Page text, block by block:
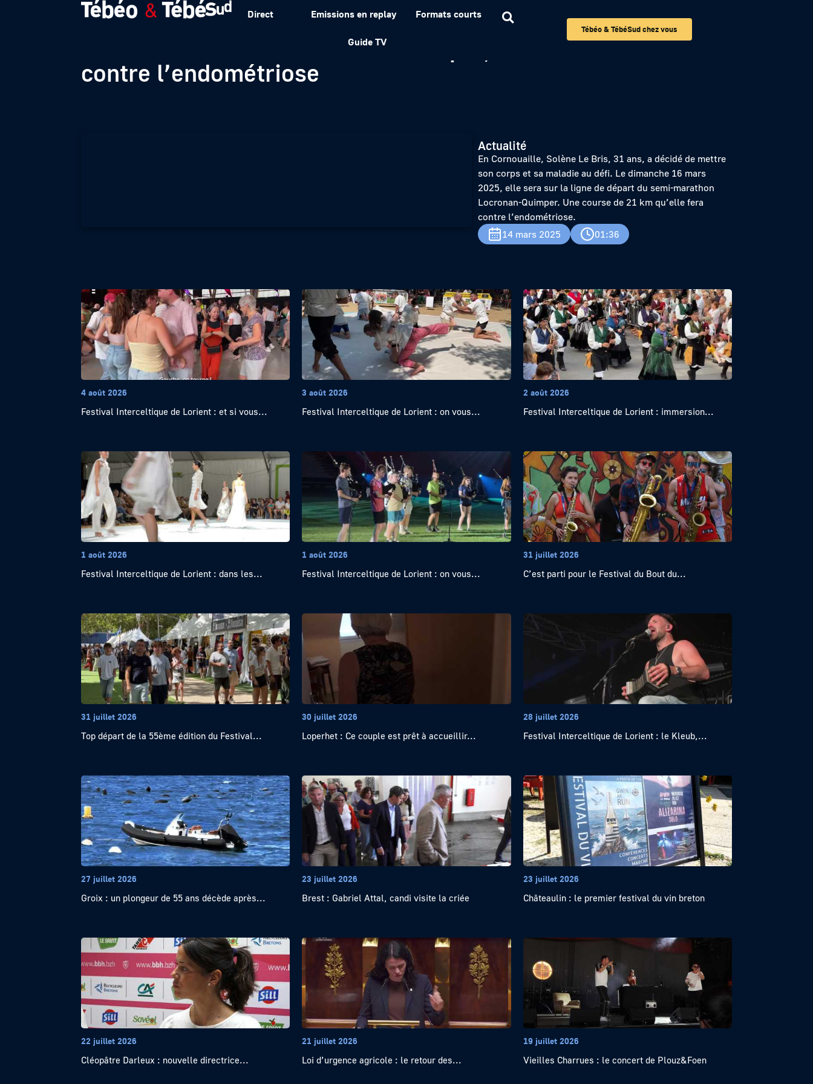
Direct Emissions en replay Formats courts
Guide TV
Tébéo & TébéSud chez vous
Au semi-marathon Locronan-Quimper, Solène va courir
contre l’endométriose
Actualité
En Cornouaille, Solène Le Bris, 31 ans, a décidé de mettre
son corps et sa maladie au défi. Le dimanche 16 mars
2025, elle sera sur la ligne de départ du semi-marathon
Locronan-Quimper. Une course de 21 km qu’elle fera
contre l’endométriose.
14 mars 2025
01:36
4 août 2026
Festival Interceltique de Lorient : et si vous...
3 août 2026
Festival Interceltique de Lorient : on vous...
2 août 2026
Festival Interceltique de Lorient : immersion...
1 août 2026
Festival Interceltique de Lorient : dans les...
1 août 2026
Festival Interceltique de Lorient : on vous...
31 juillet 2026
C’est parti pour le Festival du Bout du...
31 juillet 2026
Top départ de la 55ème édition du Festival...
30 juillet 2026
Loperhet : Ce couple est prêt à accueillir...
28 juillet 2026
Festival Interceltique de Lorient : le Kleub,...
27 juillet 2026
Groix : un plongeur de 55 ans décède après...
23 juillet 2026
Brest : Gabriel Attal, candi visite la criée
23 juillet 2026
Châteaulin : le premier festival du vin breton
22 juillet 2026
Cléopâtre Darleux : nouvelle directrice...
21 juillet 2026
Loi d’urgence agricole : le retour des...
19 juillet 2026
Vieilles Charrues : le concert de Plouz&Foen